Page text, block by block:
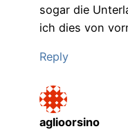
sogar die
ich dies von
Reply
aglioorsino